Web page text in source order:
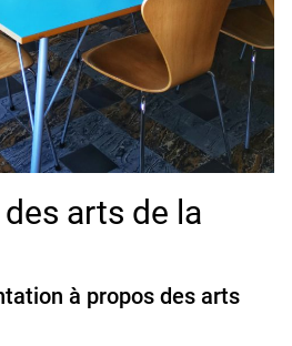
arts de la
à propos des arts